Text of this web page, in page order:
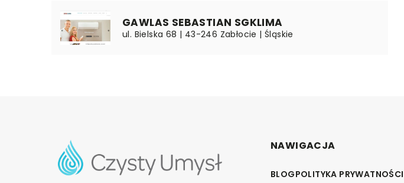
GAWLAS SEBASTIAN SGKLIMA
ul. Bielska 68 | 43-246 Zabłocie | Śląskie
NAWIGACJA
BLOGPOLITYKA PRYWATNOŚCI